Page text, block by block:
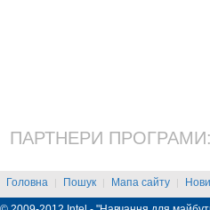
ПАРТНЕРИ ПРОГРАМИ:
Головна | Пошук | Мапа сайту |